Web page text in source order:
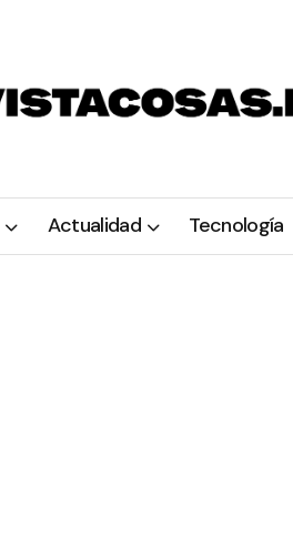
Actualidad Tecnología